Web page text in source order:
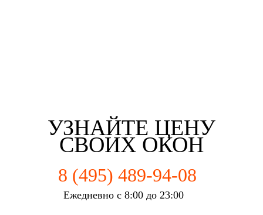
УЗНАЙТЕ ЦЕНУ
СВОИХ ОКОН
8 (495) 489-94-08
Ежедневно с 8:00 до 23:00